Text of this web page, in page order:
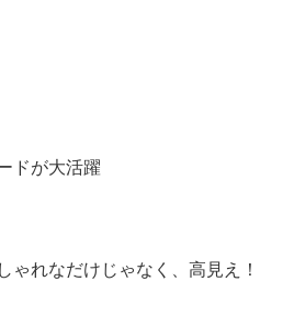
ドが大活躍
ゃれなだけじゃなく、高見え！